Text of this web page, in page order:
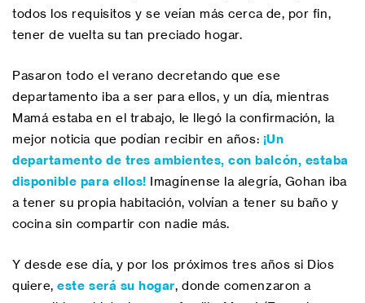
todos los requisitos y se veían más cerca de, por fin,
tener de vuelta su tan preciado hogar.
Pasaron todo el verano decretando que ese
departamento iba a ser para ellos, y un día, mientras
Mamá estaba en el trabajo, le llegó la confirmación, la
mejor noticia que podían recibir en años: ¡Un
departamento de tres ambientes, con balcón, estaba
disponible para ellos! Imagínense la alegría, Gohan iba
a tener su propia habitación, volvían a tener su baño y
cocina sin compartir con nadie más.
Y desde ese día, y por los próximos tres años si Dios
quiere,este será su hogar, donde comenzaron a